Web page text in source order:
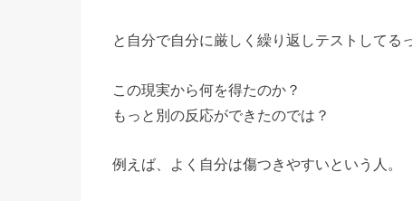
と自分で自分に厳しく繰り返しテストしてる
この現実から何を得たのか？
もっと別の反応ができたのでは？
例えば、よく自分は傷つきやすいという人。